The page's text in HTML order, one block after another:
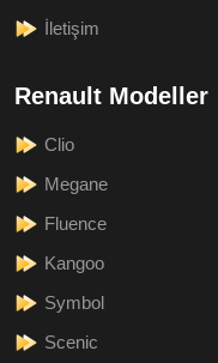
İletişim
Renault Modeller
Clio
Megane
Fluence
Kangoo
Symbol
Scenic